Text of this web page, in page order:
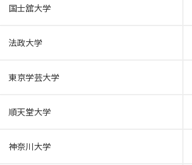
国士舘大学
法政大学
東京学芸大学
順天堂大学
神奈川大学